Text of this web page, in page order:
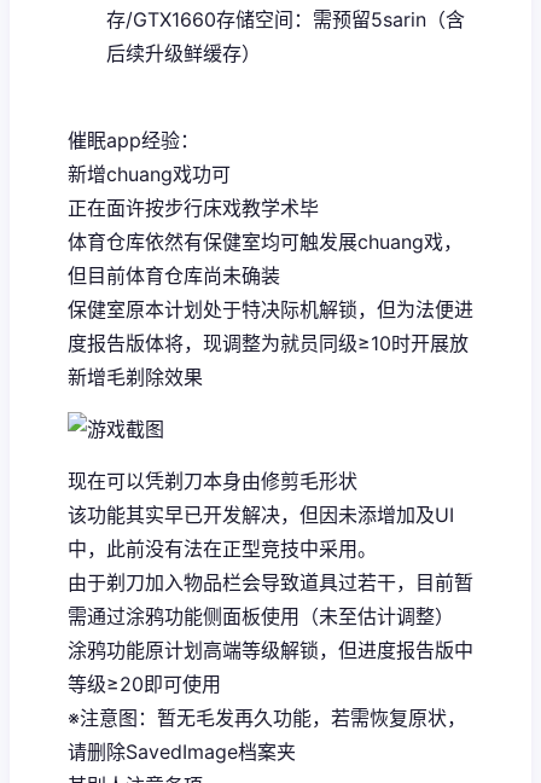
存/GTX1660​存储空间​ ​：需预留5sarin（含
后续升级鲜缓存）
催眠app经验：
新增chuang戏功可
正在面许按步行床戏教学术毕
体育仓库依然有保健室均可触发展chuang戏，
但目前体育仓库尚未确装
保健室原本计划处于特决际机解锁，但为法便进
度报告版体将，现调整为就员同级≥10时开展放
新增毛剃除效果
现在可以凭剃刀本身由修剪毛形状
该功能其实早已开发解决，但因未添增加及UI
中，此前没有法在正型竞技中采用。
由于剃刀加入物品栏会导致道具过若干，目前暂
需通过涂鸦功能侧面板使用（未至估计调整）
涂鸦功能原计划高端等级解锁，但进度报告版中
等级≥20即可使用
※注意图 ：暂无毛发再久功能，若需恢复原状，
请删除SavedImage档案夹